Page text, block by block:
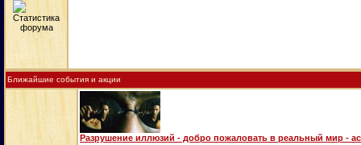
Ближайшие события и акции
Разрушение иллюзий - добро пожаловать в реальный мир -